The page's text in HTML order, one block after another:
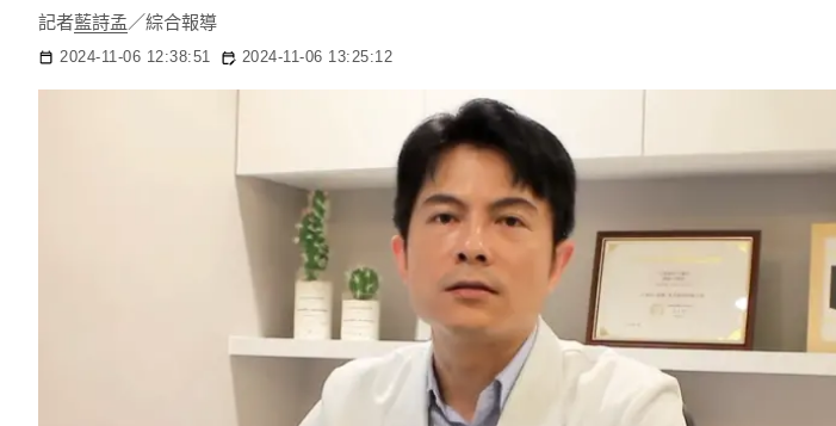
記者藍詩孟／綜合報導
2024-11-06 12:38:51 2024-11-06 13:25:12